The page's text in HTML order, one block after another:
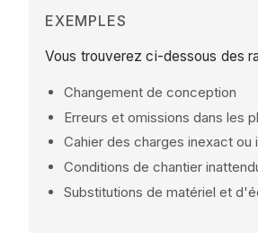
EXEMPLES
Vous trouverez ci-dessous des
Changement de conception
Erreurs et omissions dans les
Cahier des charges inexact ou
Conditions de chantier
Substitutions de matériel et